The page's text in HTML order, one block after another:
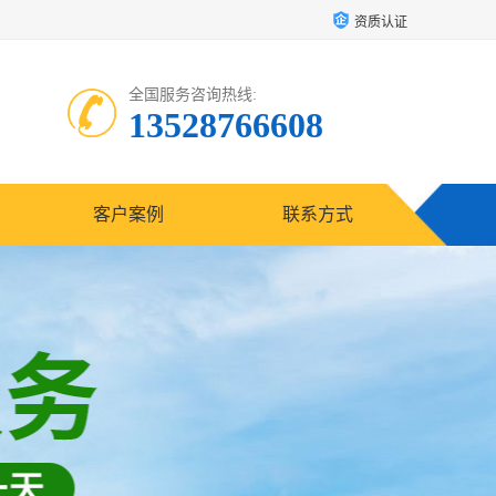
资质认证
全国服务咨询热线:
13528766608
客户案例 联系方式